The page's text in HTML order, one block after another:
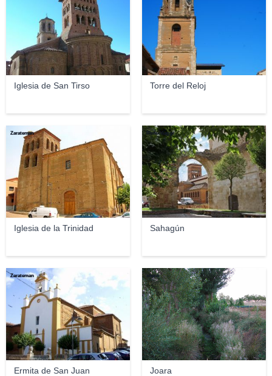
Iglesia de San Tirso Torre del Reloj
Iglesia de la Trinidad
Zarateman
Sahagún
RomaViaggi
Ermita de San Juan
Zarateman
Joara
okero